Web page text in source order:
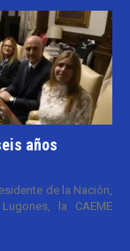
años
de la Nación,
la CAEME